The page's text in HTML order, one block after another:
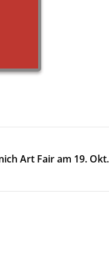
Art Fair am 19.